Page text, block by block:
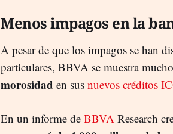
Menos impagos en la
A pesar de que los impagos se han
particulares, BBVA se muestra
morosidad en sus nuevos créditos
En un informe de BBVA Research